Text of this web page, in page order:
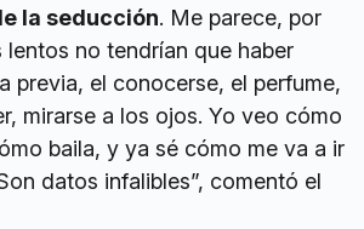
la seducción. Me parece, por
lentos no tendrían que haber
previa, el conocerse, el perfume,
mirarse a los ojos. Yo veo cómo
baila, y ya sé cómo me va a ir
datos infalibles”, comentó el